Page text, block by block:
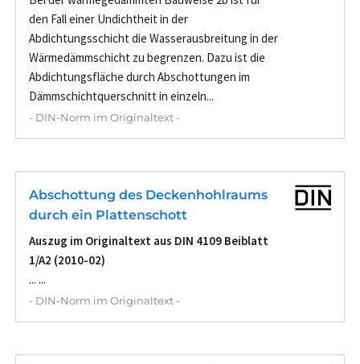
den Fall einer Undichtheit in der
Abdichtungsschicht die Wasserausbreitung in der
Wärmedämmschicht zu begrenzen. Dazu ist die
Abdichtungsfläche durch Abschottungen im
Dämmschichtquerschnitt in einzeln...
- DIN-Norm im Originaltext -
Abschottung des Deckenhohlraums
durch ein Plattenschott
Auszug im Originaltext aus DIN 4109 Beiblatt
1/A2 (2010-02)
... ...
- DIN-Norm im Originaltext -